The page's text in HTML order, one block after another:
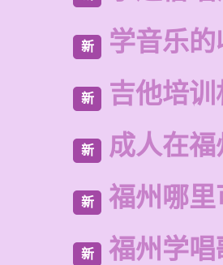
新 学音乐
新 吉他培
新 成人在
新 福州哪
新 福州学